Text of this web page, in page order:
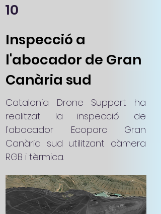
10
Inspecció a
l'abocador de Gran
Canària sud
Catalonia Drone Support ha
realitzat la inspecció de
l'abocador Ecoparc Gran
Canària sud utilitzant càmera
RGB i tèrmica.